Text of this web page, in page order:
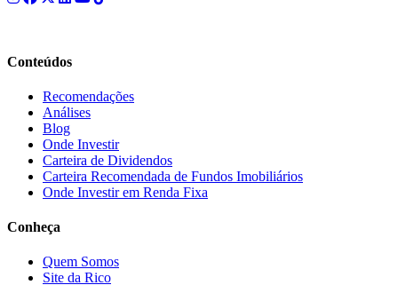
Conteúdos
Recomendações
Análises
Blog
Onde Investir
Carteira de Dividendos
Carteira Recomendada de Fundos Imobiliários
Onde Investir em Renda Fixa
Conheça
Quem Somos
Site da Rico